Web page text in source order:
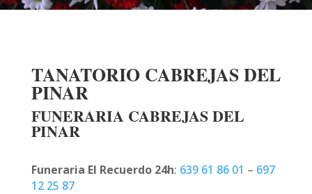
TANATORIO CABREJAS DEL
PINAR
FUNERARIA CABREJAS DEL
PINAR
Funeraria El Recuerdo 24h: 639 61 86 01 – 697
12 25 87